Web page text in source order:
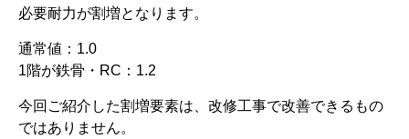
必要耐力が割増となります。
通常値：1.0
1階が鉄骨・RC：1.2
今回ご紹介した割増要素は、改修工事で改善できるもの
ではありません。